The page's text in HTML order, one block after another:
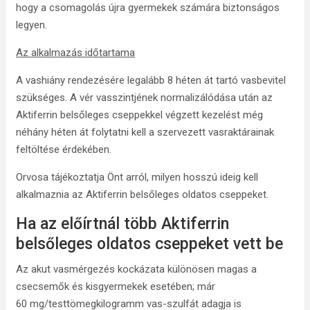
hogy a csomagolás újra gyermekek számára biztonságos
legyen.
Az alkalmazás időtartama
A vashiány rendezésére legalább 8 héten át tartó vasbevitel
szükséges. A vér vasszintjének normalizálódása után az
Aktiferrin belsőleges cseppekkel végzett kezelést még
néhány héten át folytatni kell a szervezett vasraktárainak
feltöltése érdekében.
Orvosa tájékoztatja Önt arról, milyen hosszú ideig kell
alkalmaznia az Aktiferrin belsőleges oldatos cseppeket.
Ha az előírtnál több Aktiferrin
belsőleges oldatos cseppeket vett be
Az akut vasmérgezés kockázata különösen magas a
csecsemők és kisgyermekek esetében; már
60 mg/testtömegkilogramm vas-szulfát adagja is